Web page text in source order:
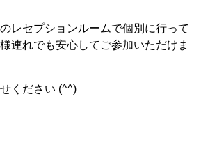
レセプションルームで個別に行って
連れでも安心してご参加いただけま
ください (^^)